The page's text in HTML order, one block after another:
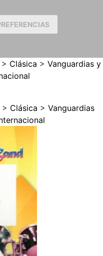
> Clásica > Vanguardias y
> Clásica > Vanguardias